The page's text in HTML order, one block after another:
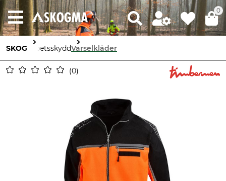
0
SKOG ArbetsskyddVarselkläder
0